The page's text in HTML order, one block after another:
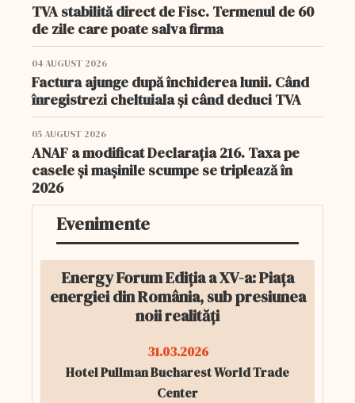
TVA stabilită direct de Fisc. Termenul de 60
de zile care poate salva firma
04 AUGUST 2026
Factura ajunge după închiderea lunii. Când
înregistrezi cheltuiala și când deduci TVA
05 AUGUST 2026
ANAF a modificat Declarația 216. Taxa pe
casele și mașinile scumpe se triplează în
2026
Evenimente
Energy Forum Ediția a XV-a: Piața
energiei din România, sub presiunea
noii realități
31.03.2026
Hotel Pullman Bucharest World Trade
Center